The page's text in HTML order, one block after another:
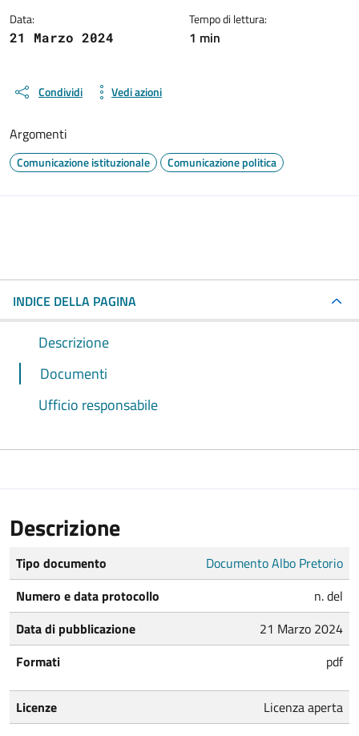
Data:
21 Marzo 2024
Tempo di lettura:
1 min
Condividi Vedi azioni
Argomenti
Comunicazione istituzionale Comunicazione politica
INDICE DELLA PAGINA
Descrizione
Documenti
Ufficio responsabile
Descrizione
Tipo documento
Documento Albo Pretorio
Numero e data protocollo
n. del
Data di pubblicazione
21 Marzo 2024
Formati
pdf
Licenze Licenza aperta